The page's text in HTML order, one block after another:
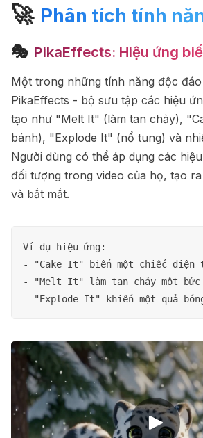
🚀 Phân tích tính
🎭 PikaEffects: Hiệu ứng
Một trong những tính năng độc
PikaEffects - bộ sưu tập các hiệu
tạo như "Melt It" (làm tan chảy),
bánh), "Explode It" (nổ tung) và
Người dùng có thể áp dụng các
đối tượng trong video của họ, tạo
và bắt mắt.
Ví dụ hiệu ứng:
- "Cake It" biến một chiếc điện
- "Melt It" làm tan chảy một bức